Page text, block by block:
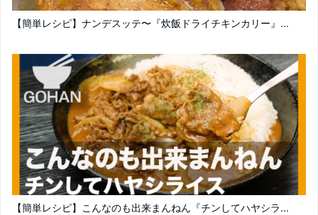
【簡単レシピ】ナンデスッテ〜『炊飯ドライチキンカリー』...
【簡単レシピ】こんなのも出来まんねん『チンしてハヤシラ...